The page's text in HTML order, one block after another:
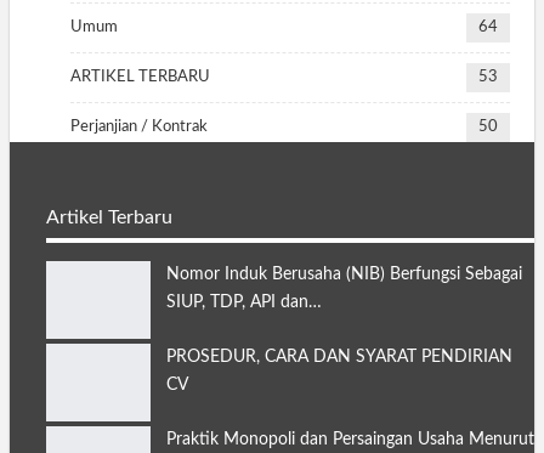
Umum 64
ARTIKEL TERBARU 53
Perjanjian / Kontrak 50
Artikel Terbaru
Nomor Induk Berusaha (NIB) Berfungsi Sebagai
SIUP, TDP, API dan…
PROSEDUR, CARA DAN SYARAT PENDIRIAN
CV
Praktik Monopoli dan Persaingan Usaha Menurut